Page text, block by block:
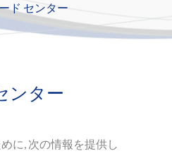
ド センター
ンター
に, 次の情報を提供し